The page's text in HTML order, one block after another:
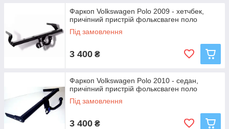
Фаркоп Volkswagen Polo 2009 - хетчбек,
причіпний пристрій фольксваген поло
Під замовлення
3 400 ₴
Фаркоп Volkswagen Polo 2010 - седан,
причіпний пристрій фольксваген поло
Під замовлення
3 400 ₴